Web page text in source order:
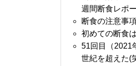
週間断食レポ
断食の注意事
初めての断食
51回目（2021
世紀を超えた(